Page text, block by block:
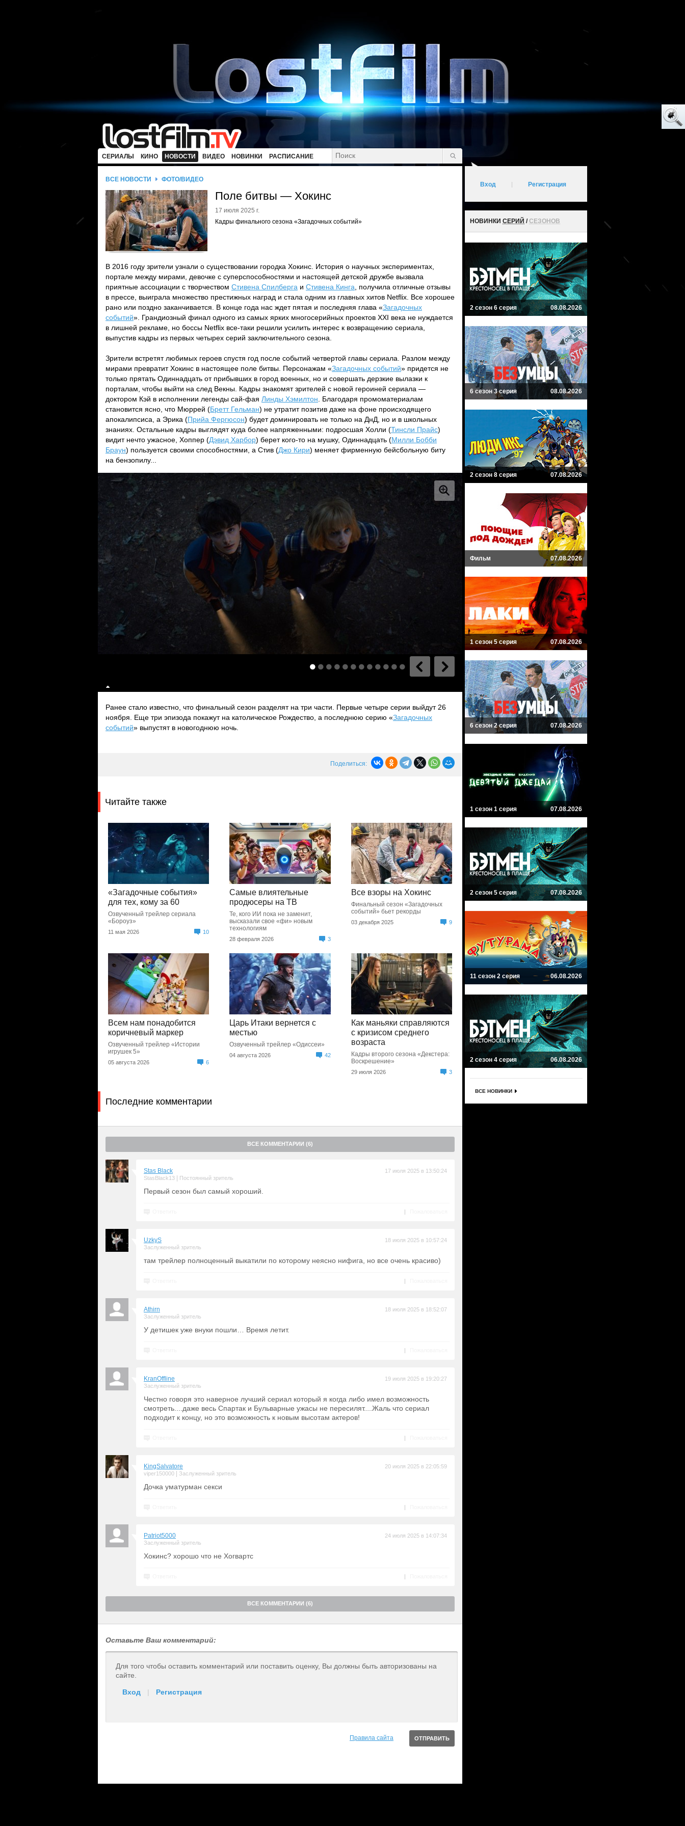
СЕРИАЛЫ КИНО НОВОСТИ ВИДЕО НОВИНКИ РАСПИСАНИЕ
ВСЕ НОВОСТИ ФОТО/ВИДЕО
Поле битвы — Хокинс
17 июля 2025 г.
Кадры финального сезона «Загадочных событий»
В 2016 году зрители узнали о существовании городка Хокинс. История о научных экспериментах,
портале между мирами, девочке с суперспособностями и настоящей детской дружбе вызвала
приятные ассоциации с творчеством Стивена Спилберга и Стивена Кинга , получила отличные отзывы
в прессе, выиграла множество престижных наград и стала одним из главных хитов Netflix. Все хорошее
рано или поздно заканчивается. В конце года нас ждет пятая и последняя глава «Загадочных
событий». Грандиозный финал одного из самых ярких многосерийных проектов XXI века не нуждается
в лишней рекламе, но боссы Netflix все-таки решили усилить интерес к возвращению сериала,
выпустив кадры из первых четырех серий заключительного сезона.
Зрители встретят любимых героев спустя год после событий четвертой главы сериала. Разлом между
мирами превратит Хокинс в настоящее поле битвы. Персонажам «Загадочных событий» придется не
только прятать Одиннадцать от прибывших в город военных, но и совершать дерзкие вылазки к
порталам, чтобы выйти на след Векны. Кадры знакомят зрителей с новой героиней сериала —
доктором Кэй в исполнении легенды сай-фая Линды Хэмилтон . Благодаря промоматериалам
становится ясно, что Мюррей (Бретт Гельман) не утратит позитив даже на фоне происходящего
апокалипсиса, а Эрика (Прийа Фергюсон) будет доминировать не только на ДнД, но и в школьных
знаниях. Остальные кадры выглядят куда более напряженными: подросшая Холли (Тинсли Прайс)
видит нечто ужасное, Хоппер (Дэвид Харбор) берет кого-то на мушку, Одиннадцать (Милли Бобби
Браун) пользуется своими способностями, а Стив (Джо Кири) меняет фирменную бейсбольную биту
на бензопилу...
Ранее стало известно, что финальный сезон разделят на три части. Первые четыре серии выйдут 26
ноября. Еще три эпизода покажут на католическое Рождество, а последнюю серию «Загадочных
событий» выпустят в новогоднюю ночь.
Поделиться:
Читайте также
«Загадочные события»
для тех, кому за 60
Озвученный трейлер сериала
«Бороуз»
11 мая 2026 10
Самые влиятельные
продюсеры на ТВ
Те, кого ИИ пока не заменит,
высказали свое «фи» новым
технологиям
28 февраля 2026 3
Все взоры на Хокинс
Финальный сезон «Загадочных
событий» бьет рекорды
03 декабря 2025 9
Всем нам понадобится
коричневый маркер
Озвученный трейлер «Истории
игрушек 5»
05 августа 2026 6
Царь Итаки вернется с
местью
Озвученный трейлер «Одиссеи»
04 августа 2026 42
Как маньяки справляются
с кризисом среднего
возраста
Кадры второго сезона «Декстера:
Воскрешение»
29 июля 2026 3
Последние комментарии
ВСЕ КОММЕНТАРИИ (6)
Stas Black
StasBlack13 Постоянный зритель
17 июля 2025 в 13:50:24
Первый сезон был самый хороший.
|
UzkyS
Заслуженный зритель
18 июля 2025 в 10:57:24
там трейлер полноценный выкатили по которому неясно нифига, но все очень красиво)
|
Athirn
Заслуженный зритель
18 июля 2025 в 18:52:07
У детишек уже внуки пошли… Время летит.
|
KranOffline
Заслуженный зритель
19 июля 2025 в 19:20:27
Честно говоря это наверное лучший сериал который я когда либо имел возможность
смотреть....даже весь Спартак и Бульварные ужасы не пересилят....Жаль что сериал
подходит к концу, но это возможность к новым высотам актеров!
|
KingSalvatore
viper150000 Заслуженный зритель
20 июля 2025 в 22:05:59
Дочка уматурман секси
|
Patriot5000
Заслуженный зритель
24 июля 2025 в 14:07:34
Хокинс? хорошо что не Хогвартс
|
ВСЕ КОММЕНТАРИИ (6)
Оставьте Ваш комментарий:
Для того чтобы оставить комментарий или поставить оценку, Вы должны быть авторизованы на
сайте.
Вход | Регистрация
Правила сайта
Вход Регистрация
НОВИНКИ СЕРИЙ /СЕЗОНОВ
2 сезон 6 серия 08.08.2026
6 сезон 3 серия 08.08.2026
2 сезон 8 серия 07.08.2026
Фильм 07.08.2026
1 сезон 5 серия 07.08.2026
6 сезон 2 серия 07.08.2026
1 сезон 1 серия 07.08.2026
2 сезон 5 серия 07.08.2026
11 сезон 2 серия 06.08.2026
2 сезон 4 серия 06.08.2026
ВСЕ НОВИНКИ